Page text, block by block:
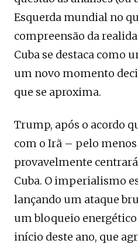
Esquerda mundial no
compreensão da
Cuba se destaca como
um novo momento
que se aproxima.
Trump, após o acordo
com o Irã – pelo
provavelmente
Cuba. O imperialismo
lançando um ataque
um bloqueio
início deste ano, que